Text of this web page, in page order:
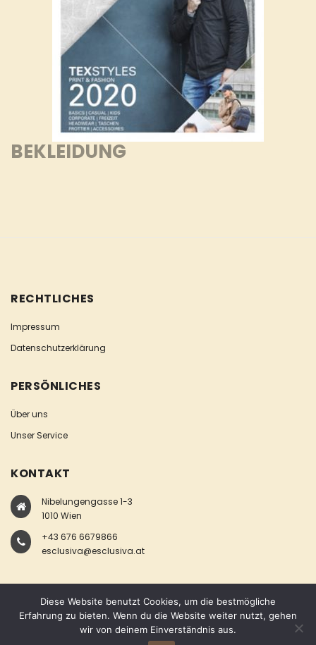
BEKLEIDUNG
RECHTLICHES
Impressum
Datenschutzerklärung
PERSÖNLICHES
Über uns
Unser Service
KONTAKT
Nibelungengasse 1-3
1010 Wien
+43 676 6679866
esclusiva@esclusiva.at
COPYRIGHT © ESCLUSIVA
Diese Website benutzt Cookies, um die bestmögliche
Erfahrung zu bieten. Wenn du die Website weiter nutzt, gehen
wir von deinem Einverständnis aus.